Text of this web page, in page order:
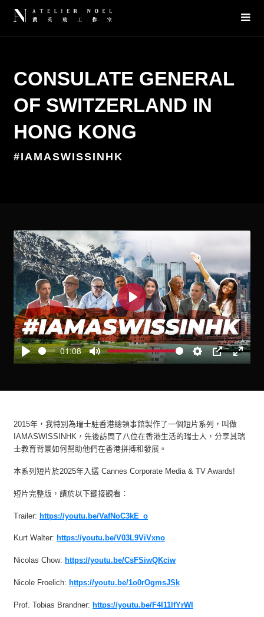
CONSULATE GENERAL
OF SWITZERLAND IN
HONG KONG
#IAMASWISSINHK
Play
01:08
Mute SettingsPIP
Enter
Play
2015年，我特別為瑞士駐香港總領事館製作了一個短片系列，叫做
IAMASWISSINHK，先後訪問了八位在香港生活的瑞士人，分享其瑞
士教育背景如何幫助他們在香港拼搏和發展。
本系列短片於2025年入選 Cannes Corporate Media & TV Awards!
短片完整版，請於以下鏈接觀看：
Trailer:https://youtu.be/VafNoC3kE_o
Kurt Walter: https://youtu.be/V03L9ViVxno
Nicolas Chow: https://youtu.be/CsFSiwQKciw
Nicole Froelich: https://youtu.be/1o0rOgmsJSk
Prof. Tobias Brandner: https://youtu.be/F4I11lfYrWI